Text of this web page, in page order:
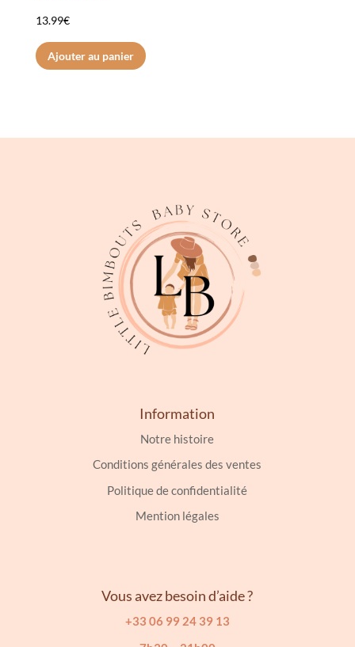
13.99€
Ajouter au panier
Information
Notre histoire
Conditions générales des ventes
Politique de confidentialité
Mention légales
Vous avez besoin d’aide ?
+33 06 99 24 39 13